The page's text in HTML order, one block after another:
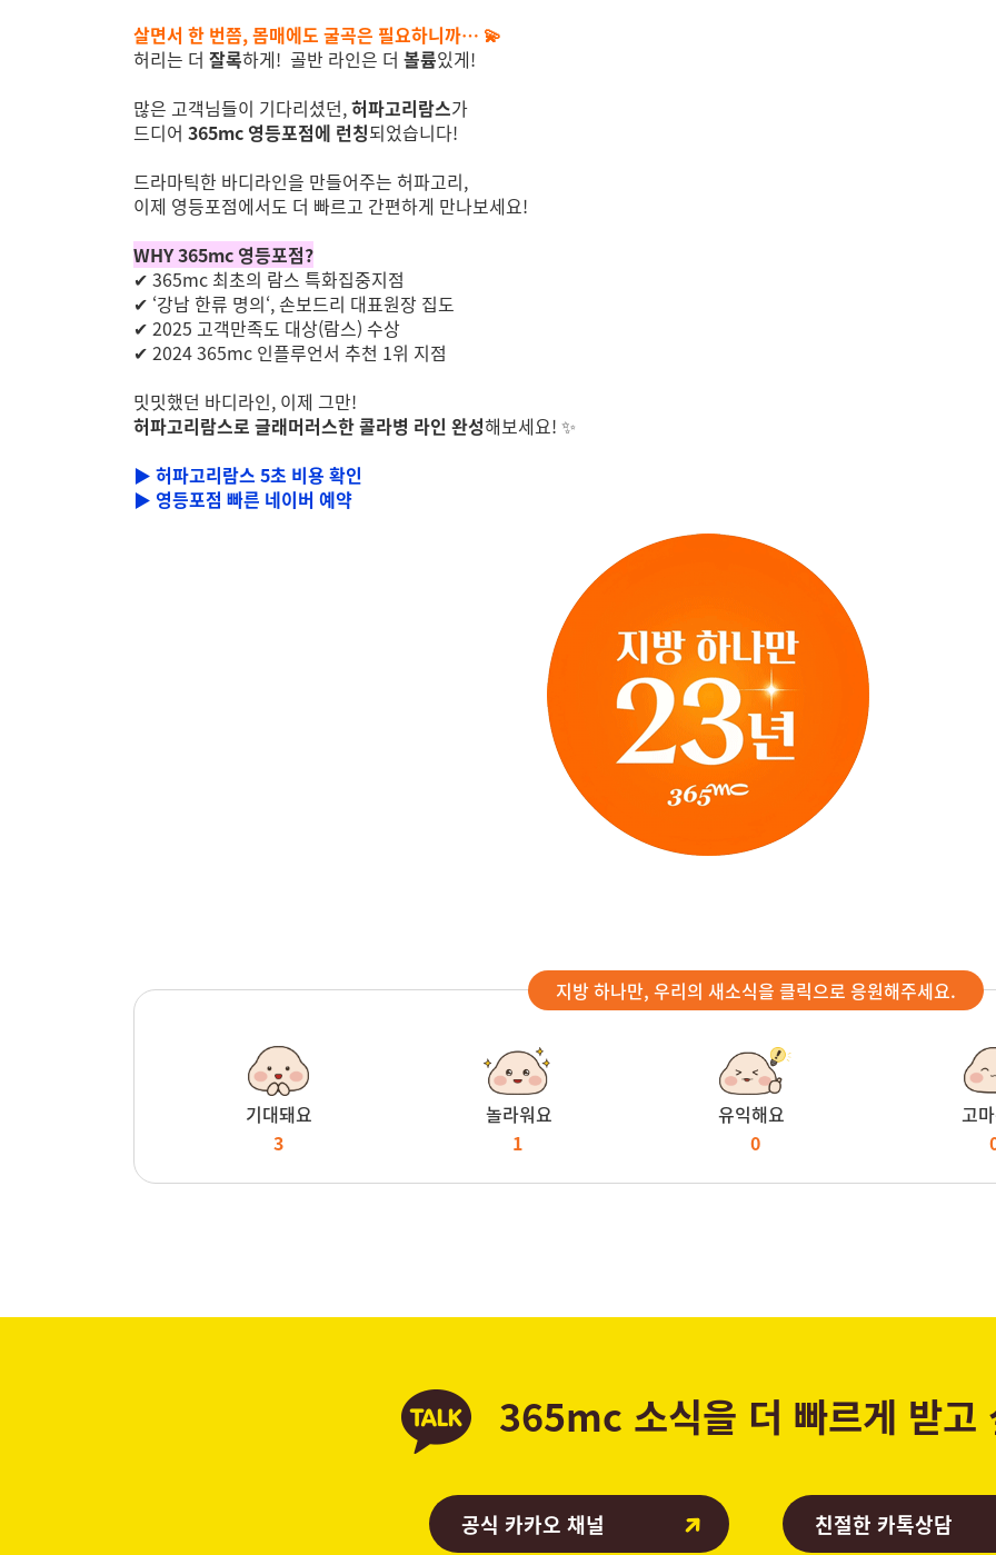
살면서 한 번쯤, 몸매에도 굴곡은 필요하니까… 💫
허리는 더 잘록하게! 골반 라인은 더 볼륨있게!
많은 고객님들이 기다리셨던,허파고리람스가
드디어 365mc 영등포점에 런칭되었습니다!
드라마틱한 바디라인을 만들어주는 허파고리,
이제 영등포점에서도 더 빠르고 간편하게 만나보세요!
WHY 365mc 영등포점?
✔ 365mc 최초의 람스 특화집중지점
✔ ‘강남 한류 명의‘, 손보드리 대표원장 집도
✔ 2025 고객만족도 대상(람스) 수상
✔ 2024 365mc 인플루언서 추천 1위 지점
밋밋했던 바디라인, 이제 그만!
허파고리람스로 글래머러스한 콜라병 라인 완성해보세요! ✨
▶ 허파고리람스 5초 비용 확인
▶ 영등포점 빠른 네이버 예약
지방 하나만, 우리의 새소식을 클릭으로 응원해주세요.
기대돼요
3
놀라워요
1
유익해요
0
고
365mc 소식을 더 빠르게 받고
공식 카카오 채널 친절한 카톡상담